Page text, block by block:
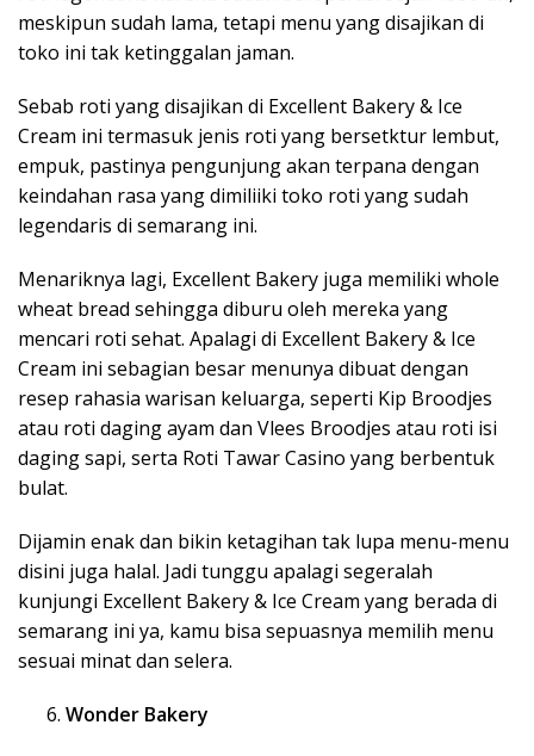
meskipun sudah lama, tetapi menu yang disajikan di
toko ini tak ketinggalan jaman.
Sebab roti yang disajikan di Excellent Bakery & Ice
Cream ini termasuk jenis roti yang bersetktur lembut,
empuk, pastinya pengunjung akan terpana dengan
keindahan rasa yang dimiliiki toko roti yang sudah
legendaris di semarang ini.
Menariknya lagi, Excellent Bakery juga memiliki whole
wheat bread sehingga diburu oleh mereka yang
mencari roti sehat. Apalagi di Excellent Bakery & Ice
Cream ini sebagian besar menunya dibuat dengan
resep rahasia warisan keluarga, seperti Kip Broodjes
atau roti daging ayam dan Vlees Broodjes atau roti isi
daging sapi, serta Roti Tawar Casino yang berbentuk
bulat.
Dijamin enak dan bikin ketagihan tak lupa menu-menu
disini juga halal. Jadi tunggu apalagi segeralah
kunjungi Excellent Bakery & Ice Cream yang berada di
semarang ini ya, kamu bisa sepuasnya memilih menu
sesuai minat dan selera.
Wonder Bakery